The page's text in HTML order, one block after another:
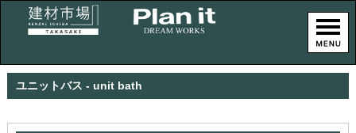
ユニットバス - unit bath